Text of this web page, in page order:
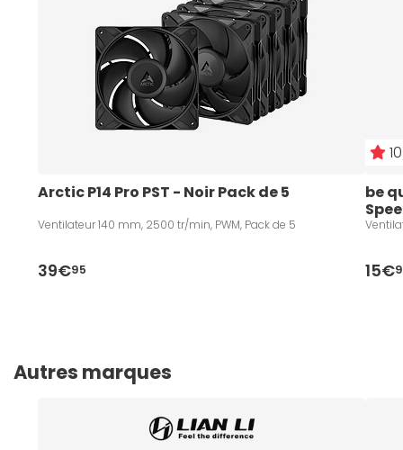
Arctic P14 Pro PST - Noir Pack de 5
Ventilateur 140 mm, 2500 tr/min, PWM, Pack de 5
39€95
be
15€
Autres marques